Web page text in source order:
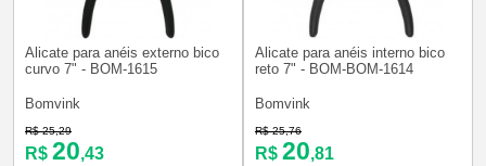
Alicate para anéis externo bico
curvo 7" - BOM-1615
Bomvink
R$ 25,29
R$ 20,43
Alicate para anéis interno bico
reto 7" - BOM-BOM-1614
Bomvink
R$ 25,76
R$ 20,81